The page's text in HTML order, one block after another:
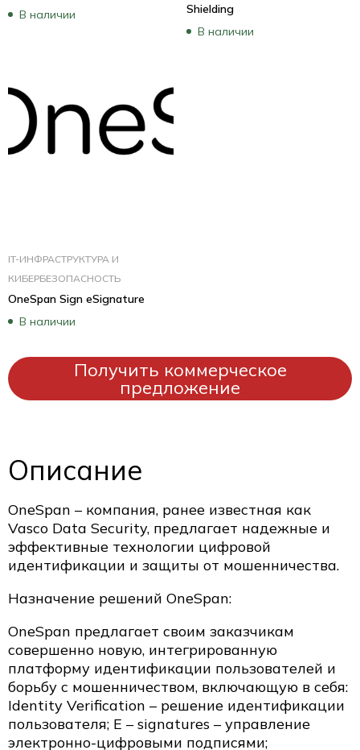
В наличии
Shielding
В наличии
IT-ИНФРАСТРУКТУРА И
КИБЕРБЕЗОПАСНОСТЬ
OneSpan Sign eSignature
В наличии
Получить коммерческое
предложение
Описание
OneSpan – компания, ранее известная как
Vasco Data Security, предлагает надежные и
эффективные технологии цифровой
идентификации и защиты от мошенничества.
Назначение решений OneSpan:
OneSpan предлагает своим заказчикам
совершенно новую, интегрированную
платформу идентификации пользователей и
борьбу с мошенничеством, включающую в себя:
Identity Verification – решение идентификации
пользователя; E – signatures – управление
электронно-цифровыми подписями;